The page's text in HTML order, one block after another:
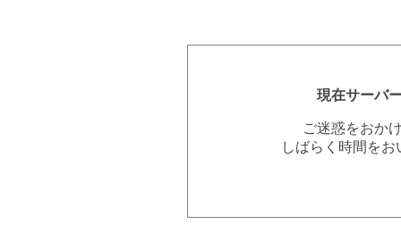
現在サーバ
ご迷惑をおか
しばらく時間を